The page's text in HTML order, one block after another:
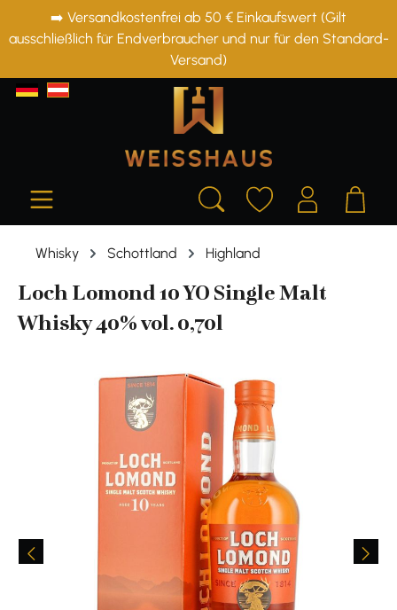
springen
➡️ Versandkostenfrei ab 50 € Einkaufswert (Gilt
ausschließlich für Endverbraucher und nur für den Standard-
Versand)
Whisky Schottland Highland
Loch Lomond 10 YO Single Malt
Whisky 40% vol. 0,70l
Bildergalerie überspringen